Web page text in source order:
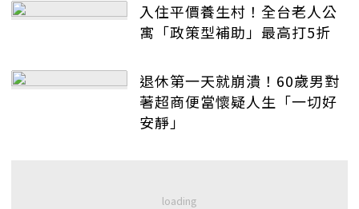
入住平價養生村！全台老人公
寓「政策型補助」最高打5折
退休第一天就崩潰！60歲男對
著超商便當懷疑人生「一切好
安靜」